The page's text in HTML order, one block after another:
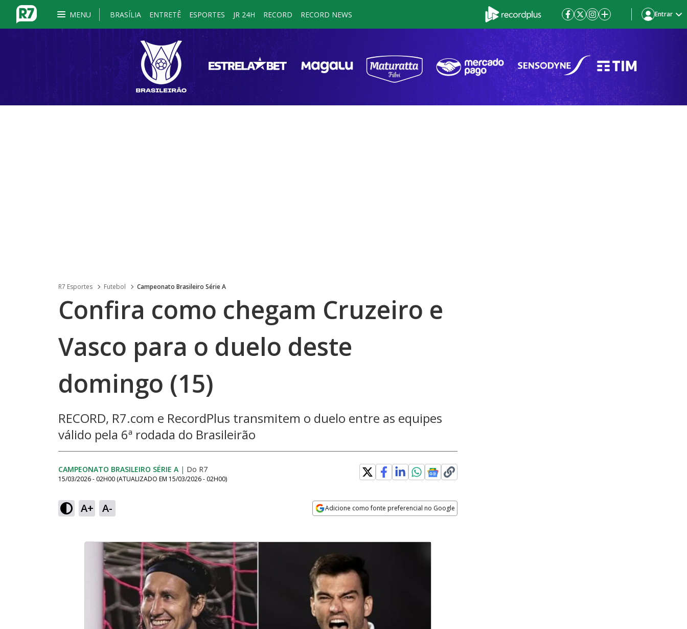
MENU BRASÍLIA ENTRETÊ ESPORTES JR 24H RECORD RECORD NEWS Entrar
R7 Esportes Futebol Campeonato Brasileiro Série A
Confira como chegam Cruzeiro e
Vasco para o duelo deste
domingo (15)
RECORD, R7.com e RecordPlus transmitem o duelo entre as equipes
válido pela 6ª rodada do Brasileirão
CAMPEONATO BRASILEIRO SÉRIE A | Do R7
15/03/2026 - 02H00 (ATUALIZADO EM 15/03/2026 - 02H00)
A+ A- Adicione como fonte preferencial no Google